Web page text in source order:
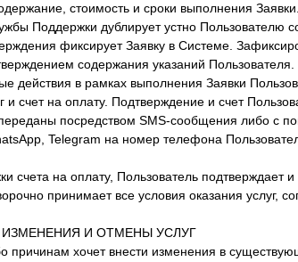
стоимость и сроки выполнения
Поддержки дублирует устно Пользователю
фиксирует Заявку в Системе.
содержания указаний Пользователя.
действия в рамках выполнения Заявки
счет на оплату. Подтверждение и счет
посредством SMS-сообщения либо с
Telegram на номер телефона
на оплату, Пользователь подтверждает и
принимает все условия оказания услуг,
ИЗМЕНЕНИЯ И ОТМЕНЫ УСЛУГ
причинам хочет внести изменения в